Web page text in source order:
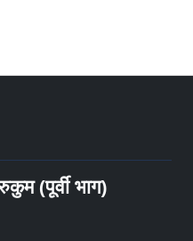
(पूर्वी भाग)